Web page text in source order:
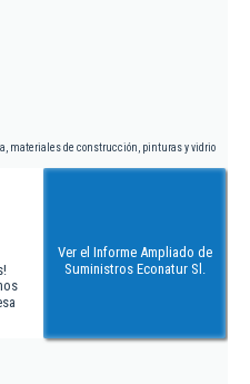
materiales de construcción, pinturas y vidrio
Ver el Informe Ampliado de
Suministros Econatur Sl.